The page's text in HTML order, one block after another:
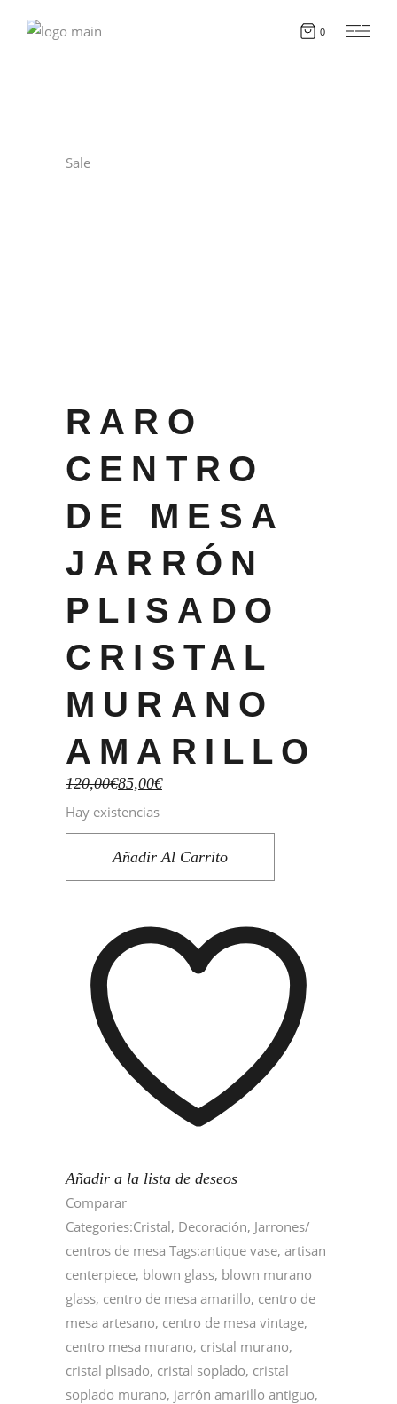
0
Sale
RARO
CENTRO
DE MESA
JARRÓN
PLISADO
CRISTAL
MURANO
AMARILLO
120,00€
El
original
era:
85,00€
El
actual
es:
Hay existencias
Añadir Al Carrito
Añadir a la lista de deseos
Comparar
Categories:Cristal, Decoración, Jarrones/
centros de mesa Tags:antique vase, artisan
centerpiece, blown glass, blown murano
glass, centro de mesa amarillo, centro de
mesa artesano, centro de mesa vintage,
centro mesa murano, cristal murano,
cristal plisado, cristal soplado, cristal
soplado murano, jarrón amarillo antiguo,